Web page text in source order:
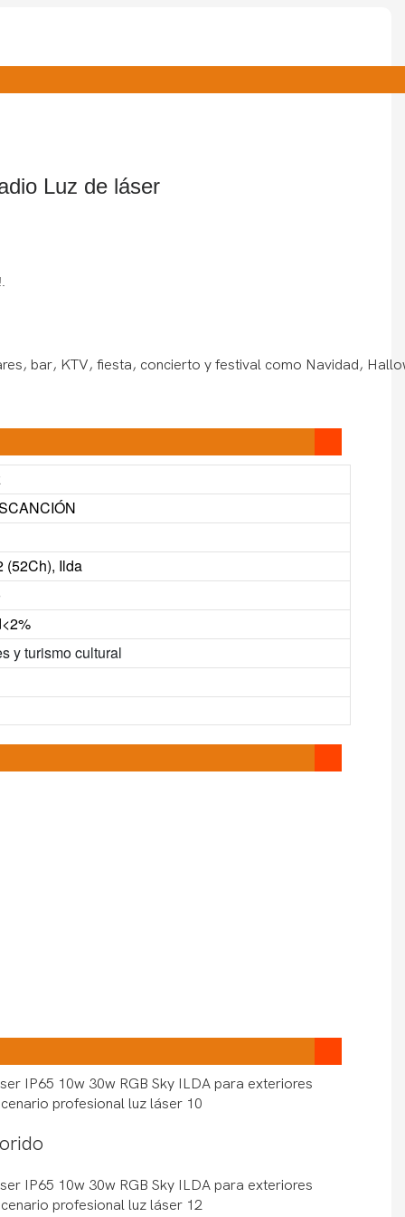
Luz de láser
bar, KTV, fiesta, concierto y festival como Navidad,
(52Ch), Ilda
y turismo cultural